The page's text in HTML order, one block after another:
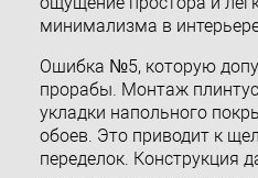
минимализма в
Ошибка №5, которую
прорабы. Монтаж
укладки напольного
обоев. Это приводит к
переделок. Конструкция